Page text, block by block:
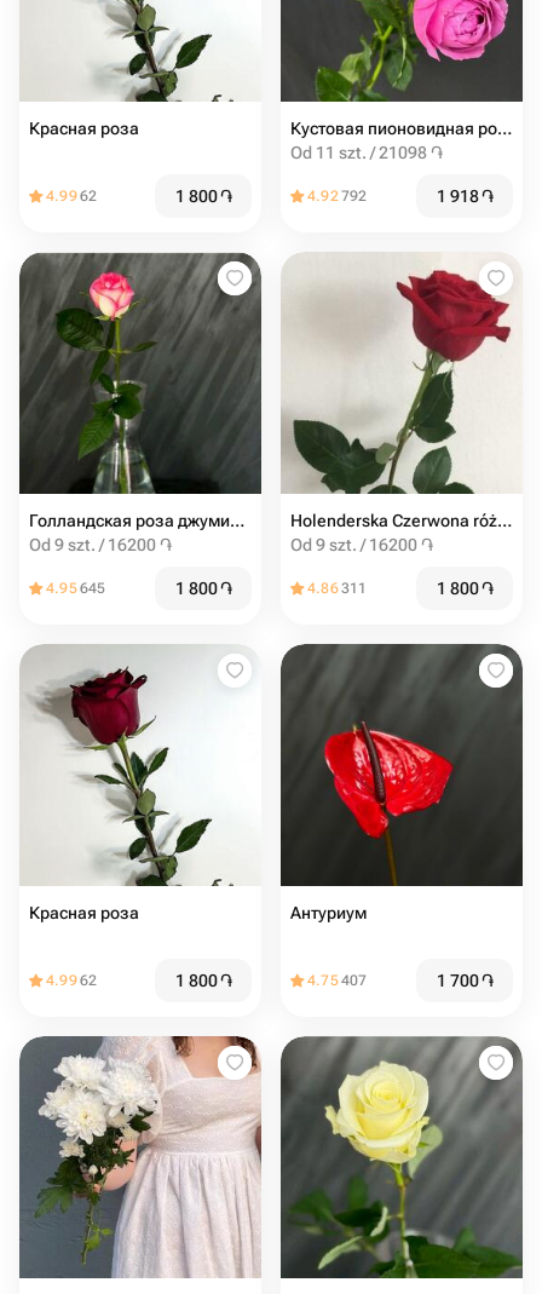
Красная роза
4.9962 1 800֏
Кустовая пионовидная роза мисти баблс 60см
Od 11 szt. / 21098 ֏
4.92792 1 918֏
Голландская роза джумиля 60 см
Od 9 szt. / 16200 ֏
4.95645 1 800֏
Holenderska Czerwona róża 60 cm
Od 9 szt. / 16200 ֏
4.86311 1 800֏
Красная роза
4.9962 1 800֏
Антуриум
4.75407 1 700֏